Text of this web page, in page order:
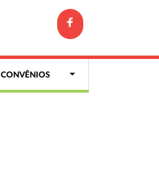
CONVÊNIOS